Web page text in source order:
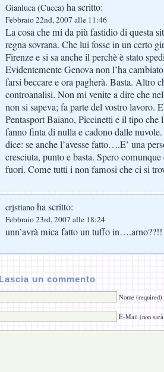
Gianluca (Cucca) ha scritto:
Febbraio 22nd, 2007 alle 11:46
La cosa che mi da più fastidio di questa
regna sovrana. Che lui fosse in un certo
Firenze e si sa anche il perchè è stato
Evidentemente Genova non l’ha
farsi beccare e ora pagherà. Basta. Altro
controanalisi. Non mi venite a dire che
non si sapeva; fa parte del vostro lavoro.
Pentasport Baiano, Piccinetti e il tipo che
fanno finta di nulla e cadono dalle
dice: se anche l’avesse fatto….E’ una
cresciuta, punto e basta. Spero
fuori. Come tutti i non famosi che ci si
crjstiano ha scritto:
Febbraio 23rd, 2007 alle 18:24
unn’avrà mica fatto un tuffo in….arno??!!
Lascia un commento
Nome (required)
E-Mail (non